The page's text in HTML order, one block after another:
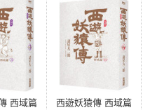
西域篇 西遊妖猿傳 西域篇